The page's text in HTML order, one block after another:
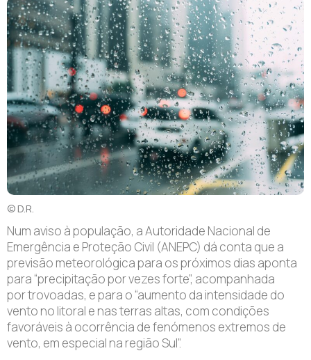
© D.R.
Num aviso à população, a Autoridade Nacional de
Emergência e Proteção Civil (ANEPC) dá conta que a
previsão meteorológica para os próximos dias aponta
para “precipitação por vezes forte”, acompanhada
por trovoadas, e para o “aumento da intensidade do
vento no litoral e nas terras altas, com condições
favoráveis à ocorrência de fenómenos extremos de
vento, em especial na região Sul”.